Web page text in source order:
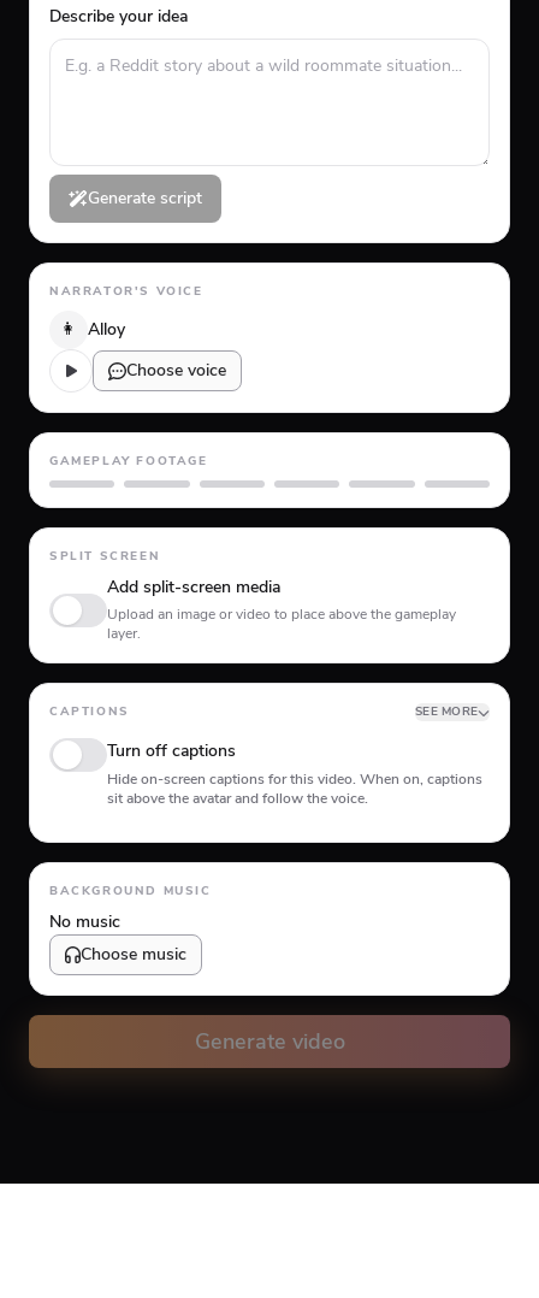
Describe your idea
Generate script
NARRATOR'S VOICE
👩
Alloy
Choose voice
GAMEPLAY FOOTAGE
GTA 5 Minecraft Planet CoasterRoblox Skate Subway Surfer
SPLIT SCREEN
Add split-screen media
Upload an image or video to place above the gameplay
layer.
CAPTIONS SEE MORE
Turn off captions
Hide on-screen captions for this video. When on, captions
sit above the avatar and follow the voice.
Animation type
#FFFFFF
BACKGROUND MUSIC
No music
Choose music
Generate video